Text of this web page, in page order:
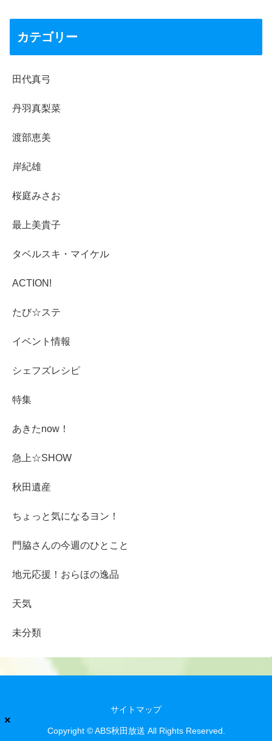
×
カテゴリー
田代真弓
丹羽真梨菜
渡部恵美
岸紀雄
桜庭みさお
最上美貴子
タベルスキ・マイケル
ACTION!
たび☆ステ
イベント情報
シェフズレシピ
特集
あきたnow！
急上☆SHOW
秋田遺産
ちょっと気になるヨン！
門脇さんの今週のひとこと
地元応援！おらほの逸品
天気
未分類
サイトマップ
Copyright © ABS秋田放送 All Rights Reserved.